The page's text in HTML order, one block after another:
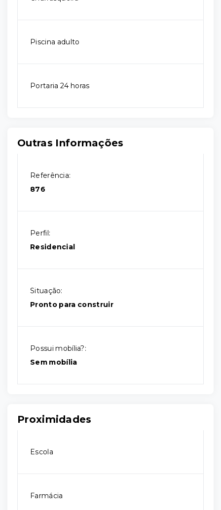
Piscina adulto
Portaria 24 horas
Outras Informações
Referência:
876
Perfil:
Residencial
Situação:
Pronto para construir
Possui mobília?:
Sem mobília
Proximidades
Escola
Farmácia